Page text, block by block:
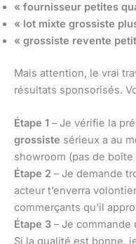
« fournisseur petites
« lot mixte grossiste
« grossiste revente
Mais attention, le vrai
résultats sponsorisés.
Étape 1 – Je vérifie la
grossiste sérieux a au
showroom (pas de boîte
Étape 2 – Je demande
acteur t’enverra
commerçants qu’il
Étape 3 – Je commande
Si la qualité est bonne,